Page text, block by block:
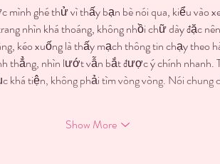
mình ghé thử vì thấy bạn bè nói qua, kiểu vào
nhìn khá thoáng, không nhồi chữ dày đặc
kéo xuống là thấy mạch thông tin chạy theo
thẳng, nhìn lướt vẫn bắt được ý chính nhanh.
khá tiện, không phải tìm vòng vòng. Nói chung
Show More